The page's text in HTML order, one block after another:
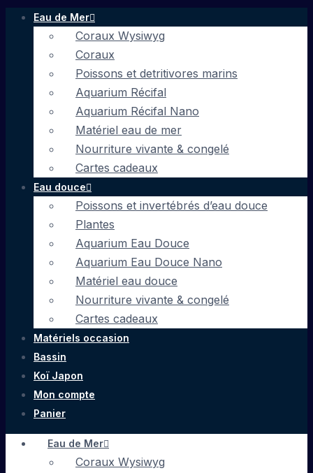
Eau de Mer
Coraux Wysiwyg
Coraux
Poissons et detritivores marins
Aquarium Récifal
Aquarium Récifal Nano
Matériel eau de mer
Nourriture vivante & congelé
Cartes cadeaux
Eau douce
Poissons et invertébrés d’eau douce
Plantes
Aquarium Eau Douce
Aquarium Eau Douce Nano
Matériel eau douce
Nourriture vivante & congelé
Cartes cadeaux
Matériels occasion
Bassin
Koï Japon
Mon compte
Panier
Eau de Mer
Coraux Wysiwyg